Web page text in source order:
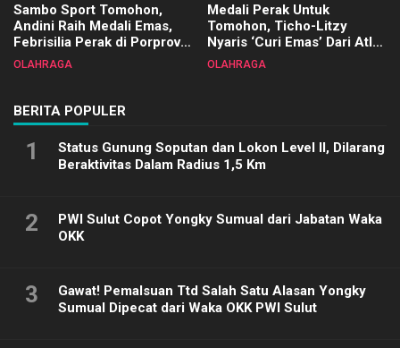
Sambo Sport Tomohon,
Andini Raih Medali Emas,
Febrisilia Perak di Porprov
Sulut 2025
OLAHRAGA
Medali Perak Untuk
Tomohon, Ticho-Litzy
Nyaris ‘Curi Emas’ Dari Atlet
Biliar PON di Porprov Sulut
OLAHRAGA
BERITA POPULER
1
Status Gunung Soputan dan Lokon Level II, Dilarang
Beraktivitas Dalam Radius 1,5 Km
2
PWI Sulut Copot Yongky Sumual dari Jabatan Waka
OKK
3
Gawat! Pemalsuan Ttd Salah Satu Alasan Yongky
Sumual Dipecat dari Waka OKK PWI Sulut